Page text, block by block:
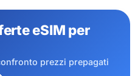
eSIM per
prezzi prepagati
per nuovi utenti
8